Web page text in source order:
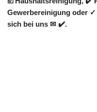
Gewerbereinigung oder
sich bei uns ✉ ✔️.